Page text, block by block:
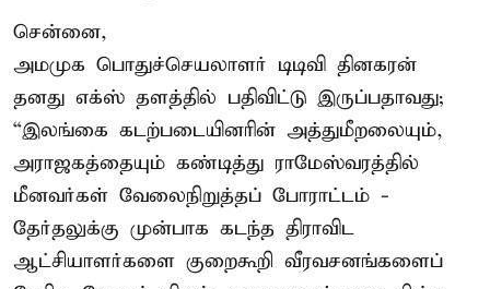
சென்னை,
அமமுக பொதுச்செயலாளர் டிடிவி தினகரன்
தனது எக்ஸ் தளத்தில் பதிவிட்டு இருப்பதாவது;
“இலங்கை கடற்படையினரின் அத்துமீறலையும்,
அராஜகத்தையும் கண்டித்து ராமேஸ்வரத்தில்
மீனவர்கள் வேலைநிறுத்தப் போராட்டம் -
தேர்தலுக்கு முன்பாக கடந்த திராவிட
ஆட்சியாளர்களை குறைகூறி வீரவசனங்களைப்